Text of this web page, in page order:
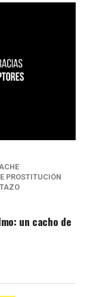
PROSTITUCIÓN
un cacho de